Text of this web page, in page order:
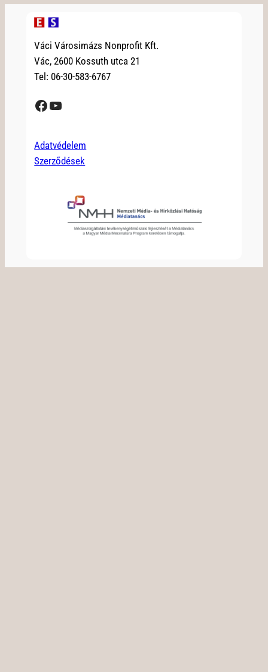
Váci Városimázs Nonprofit Kft.
Vác, 2600 Kossuth utca 21
Tel: 06-30-583-6767
Facebook YouTube
Adatvédelem
Szerződések